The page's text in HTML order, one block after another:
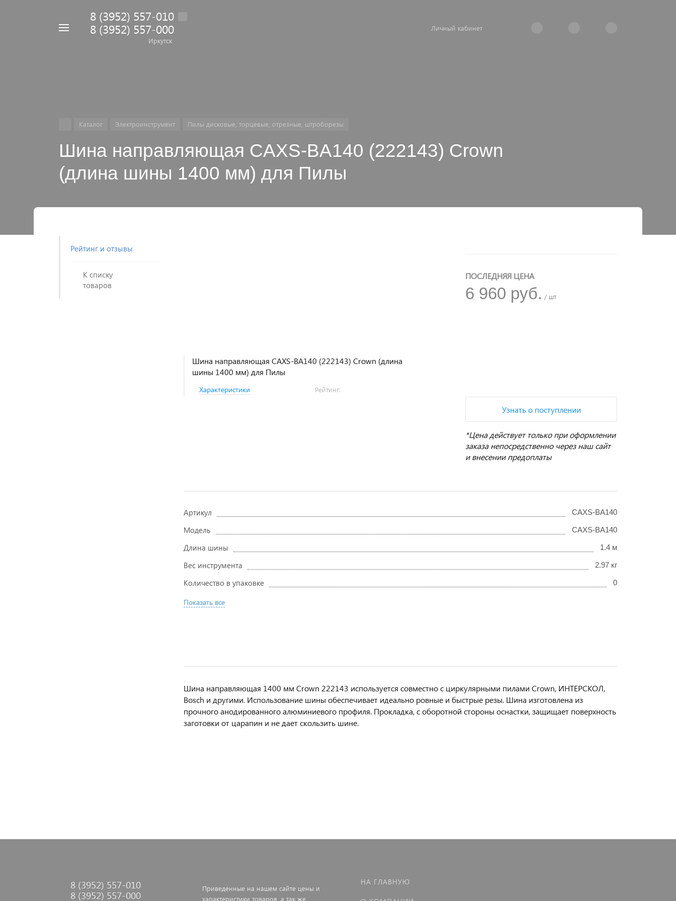
8 (3952) 557-010
8 (3952) 557-000
Иркутск
Личный кабинет
Каталог Электроинструмент Пилы дисковые, торцевые, отрезные, штроборезы
Шина направляющая CAXS-BA140 (222143) Crown
(длина шины 1400 мм) для Пилы
Рейтинг и отзывы
К списку
товаров
Шина направляющая CAXS-BA140 (222143) Crown (длина
шины 1400 мм) для Пилы
Характеристики Рейтинг:
ПОСЛЕДНЯЯ ЦЕНА
6 960 руб. / шт
Узнать о поступлении
*Цена действует только при оформлении
заказа непосредственно через наш сайт
и внесении предоплаты
Артикул CAXS-BA140
Модель CAXS-BA140
Длина шины 1.4 м
Вес инструмента 2.97 кг
Количество в упаковке 0
Показать все
Шина направляющая 1400 мм Crown 222143 используется совместно с циркулярными пилами Crown, ИНТЕРСКОЛ,
Bosch и другими. Использование шины обеспечивает идеально ровные и быстрые резы. Шина изготовлена из
прочного анодированного алюминиевого профиля. Прокладка, с оборотной стороны оснастки, защищает поверхность
заготовки от царапин и не дает скользить шине.
8 (3952) 557-010
8 (3952) 557-000
Приведенные на нашем сайте цены и
характеристики товаров, а так же
НА ГЛАВНУЮ